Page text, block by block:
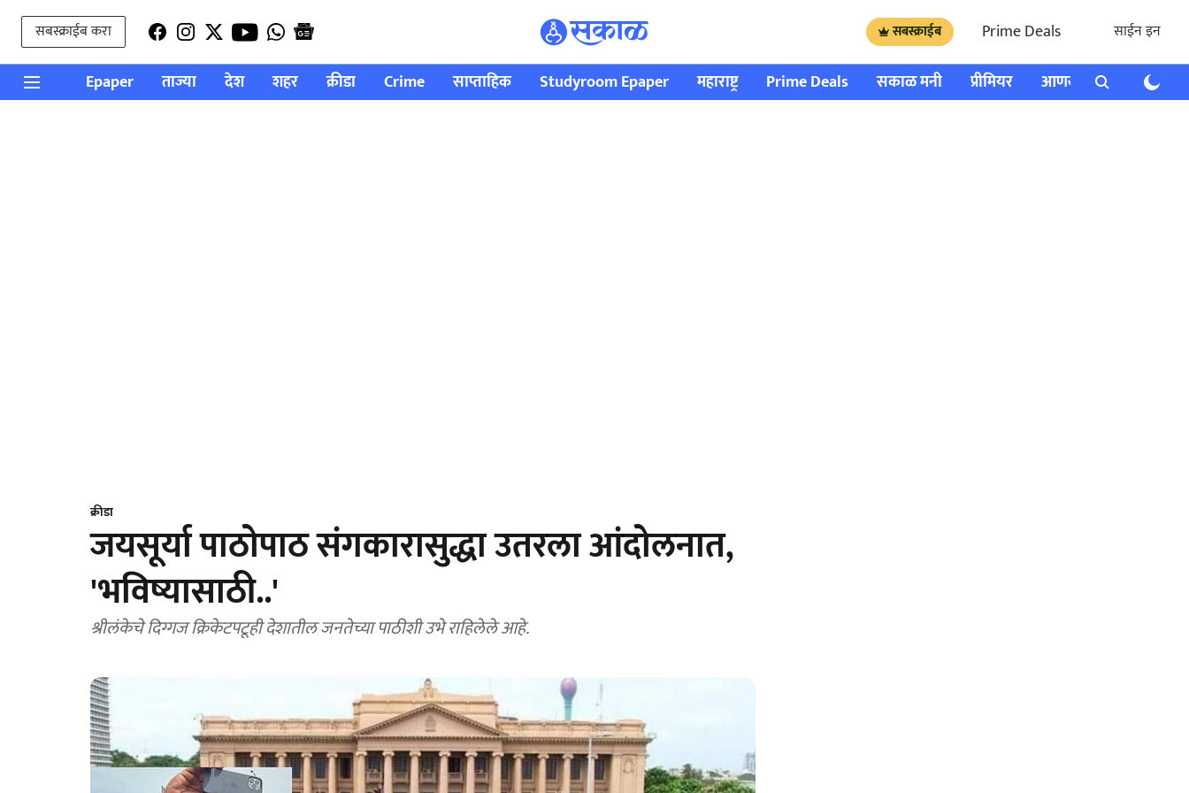
सबस्क्राईब करा सबस्क्राईब Prime Deals साईन इन
Epaper ताज्या देश शहर क्रीडा Crime साप्ताहिक Studyroom Epaper महाराष्ट्र Prime Deals सकाळ मनी प्रीमियर आणखी राशी भविष्य
क्रीडा
जयसूर्या पाठोपाठ संगकारासुद्धा उतरला आंदोलनात,
'भविष्यासाठी..'
श्रीलंकेचे दिग्गज क्रिकेटपटूही देशातील जनतेच्या पाठीशी उभे राहिलेले आहे.